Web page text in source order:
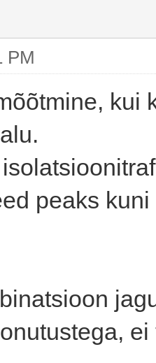
PM
kui
peaks